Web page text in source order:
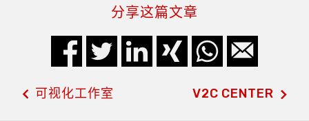
分享这篇文章
可视化工作室 V2C CENTER